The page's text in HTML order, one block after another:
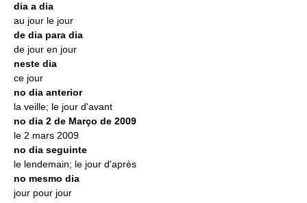
dia a dia
au jour le jour
de dia para dia
de jour en jour
neste dia
ce jour
no dia anterior
la veille; le jour d'avant
no dia 2 de Março de 2009
le 2 mars 2009
no dia seguinte
le lendemain; le jour d'après
no mesmo dia
jour pour jour